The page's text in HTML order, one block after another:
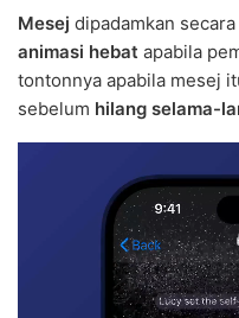
Mesej dipadamkan
animasi hebat apabila
tontonnya apabila mesej
sebelum hilang selama-